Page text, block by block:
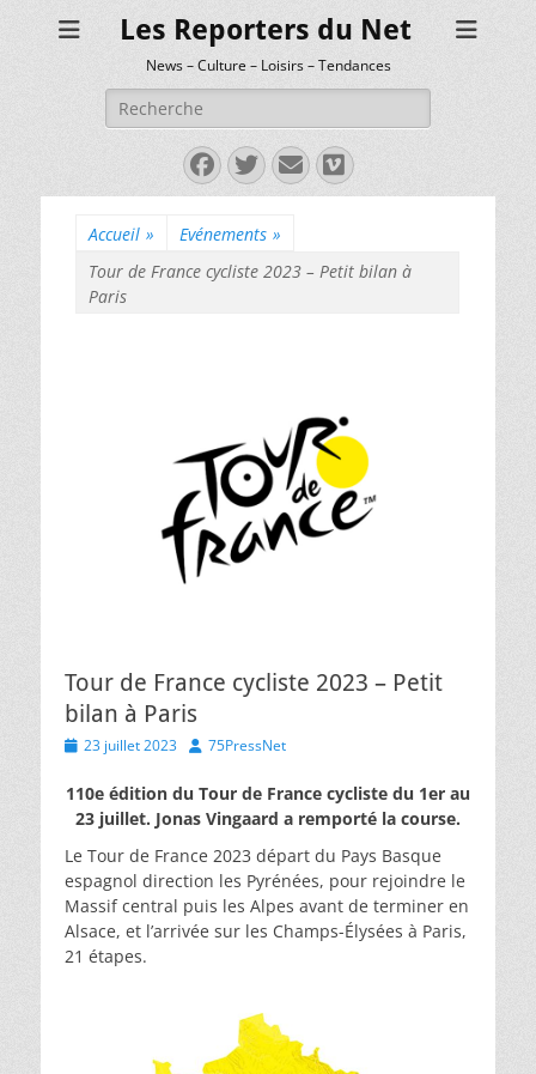
Les Reporters du Net
News – Culture – Loisirs – Tendances
Rechercher :
Facebook
Twitter
E-
mail
Vimeo
Accueil » Evénements »
Tour de France cycliste 2023 – Petit bilan à
Paris
Tour de France cycliste 2023 – Petit
bilan à Paris
Posted23 juillet 2023 Author
75PressNet
110e édition du Tour de France cycliste du 1er au
23 juillet. Jonas Vingaard a remporté la course.
Le Tour de France 2023 départ du Pays Basque
espagnol direction les Pyrénées, pour rejoindre le
Massif central puis les Alpes avant de terminer en
Alsace, et l’arrivée sur les Champs-Élysées à Paris,
21 étapes.